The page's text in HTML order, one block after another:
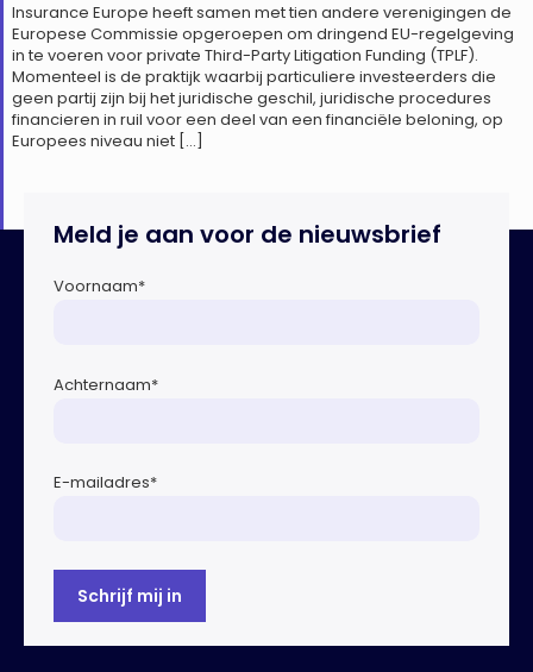
Insurance Europe heeft samen met tien andere verenigingen de
Europese Commissie opgeroepen om dringend EU-regelgeving
in te voeren voor private Third-Party Litigation Funding (TPLF).
Momenteel is de praktijk waarbij particuliere investeerders die
geen partij zijn bij het juridische geschil, juridische procedures
financieren in ruil voor een deel van een financiële beloning, op
Europees niveau niet […]
Meld je aan voor de nieuwsbrief
Voornaam*
Achternaam*
E-mailadres*